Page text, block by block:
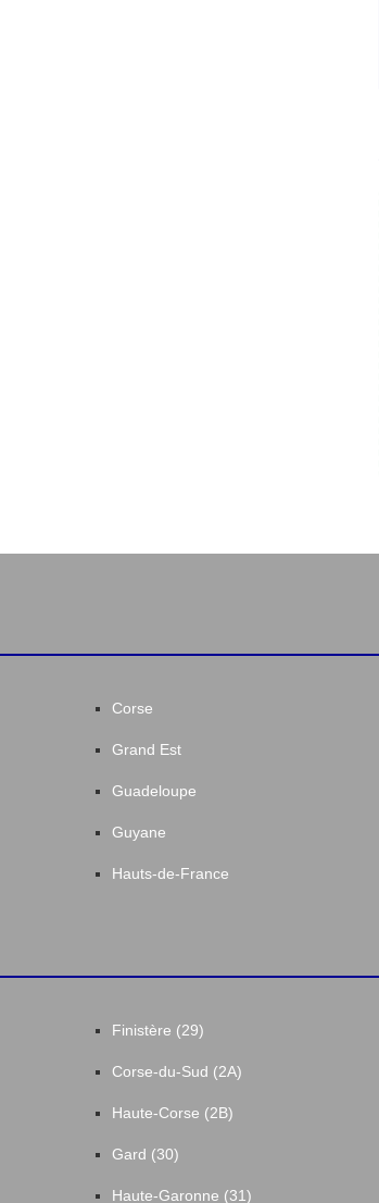
Corse
Grand Est
Guadeloupe
Guyane
Hauts-de-France
Finistère (29)
Corse-du-Sud (2A)
Haute-Corse (2B)
Gard (30)
Haute-Garonne (31)